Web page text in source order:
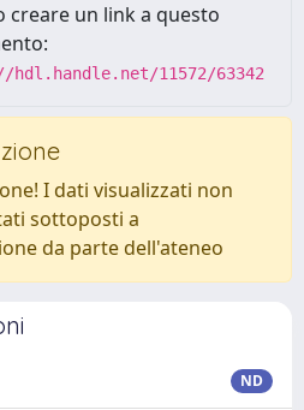
creare un link a questo
11572/63342
I dati visualizzati non
sottoposti a
da parte dell'ateneo
ND